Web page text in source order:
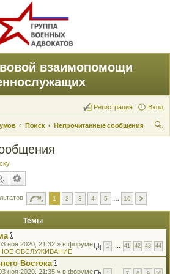
взаимопомощи
Вход
Регистрация
Поиск
Непрочитанные сообщения
1 2 3 4 5 10
Темы
В
л
о
ж
е
1 41 42 43 44
ноя 2020, 21:32 » в форуме
ОБСЛУЖИВАНИЕ
Востока
В
ноя 2020, 21:35 » в форуме